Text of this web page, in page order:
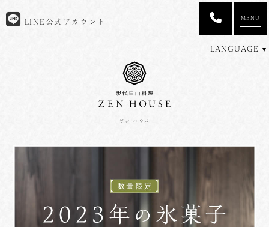
ゼン ハウス
LINE公式アカウント
LANGUAGE
MENU